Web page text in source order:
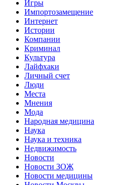
Игры
Импортозамещение
Интернет
Истории
Компании
Криминал
Культура
Лайфхаки
Личный счет
Люди
Места
Мнения
Мода
Народная медицина
Наука
Наука и техника
Недвижимость
Новости
Новости ЗОЖ
Новости медицины